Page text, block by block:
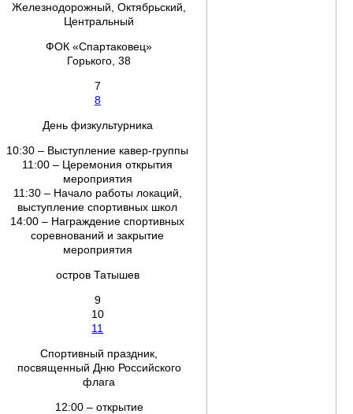
Железнодорожный, Октябрьский,
Центральный
ФОК «Спартаковец»
Горького, 38
7
8
День физкультурника
10:30 – Выступление кавер-группы
11:00 – Церемония открытия
мероприятия
11:30 – Начало работы локаций,
выступление спортивных школ
14:00 – Награждение спортивных
соревнований и закрытие
мероприятия
остров Татышев
9
10
11
Спортивный праздник,
посвященный Дню Российского
флага
12:00 – открытие